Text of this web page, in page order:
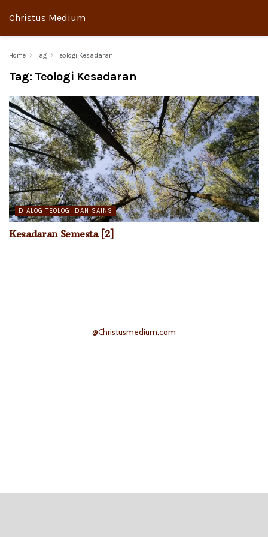
Christus Medium
Home Tag Teologi Kesadaran
Tag: Teologi Kesadaran
DIALOG TEOLOGI DAN SAINS
Kesadaran Semesta [2]
@Christusmedium.com